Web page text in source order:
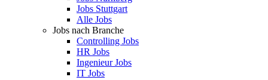
Jobs Stuttgart
Alle Jobs
Jobs nach Branche
Controlling Jobs
HR Jobs
Ingenieur Jobs
IT Jobs